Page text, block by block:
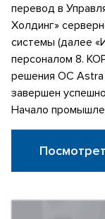
перевод в
Холдинг»
системы (далее
персоналом 8.
решения ОС Astra
завершен
Начало